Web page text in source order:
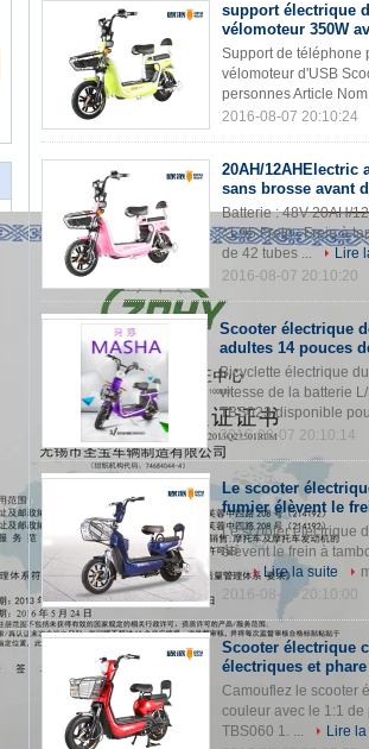
support électrique
vélomoteur 350W
Support de téléphone
vélomoteur d'USB
personnes Article
2016-08-07 20:10:24
20AH/
sans brosse avant
Batterie : 48V 20AH/
*1.95 Frein : Frein à
de 42 tubes ...
Lire
2016-08-07 20:10:20
Scooter électrique
adultes 14 pouces
Bicyclette électrique
vitesse de la batterie
TBS023 disponible
2016-08-07 20:10:14
Le scooter
fumier élèvent le
Le scooter électrique
élèvent le frein à
- ...
Lire la suite
2016-08-07 20:10:00
Scooter électrique
électriques et
Camouflez le scooter
couleur avec le 1:1
TBS060 1. ...
Lire